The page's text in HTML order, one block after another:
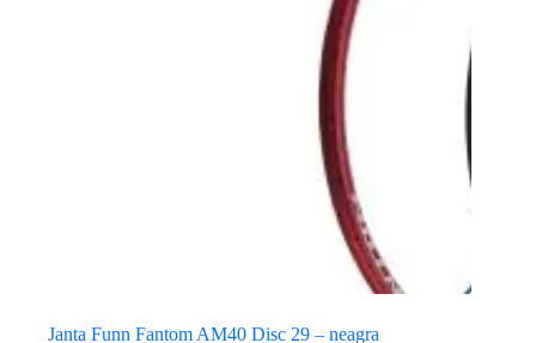
Janta Funn Fantom AM40 Disc 29 – neagra